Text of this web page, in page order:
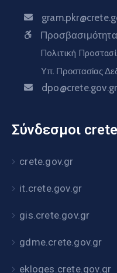
Προσβασιμότητα
Πολιτική
Υπ. Προστασίας
dpo@crete.gov.gr
Σύνδεσμοι
crete.gov.gr
it.crete.gov.gr
gis.crete.gov.gr
gdme.crete.gov.gr
ekloges.crete.gov.gr